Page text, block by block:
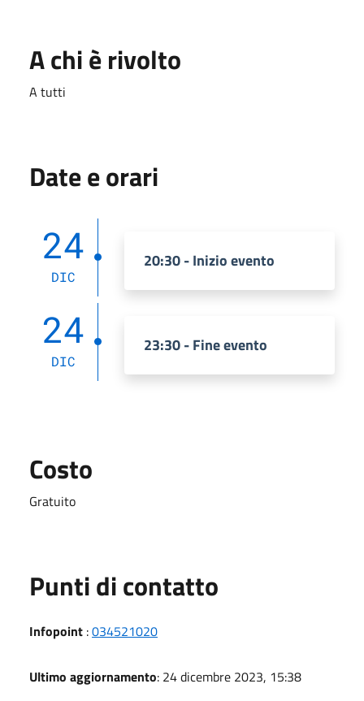
A chi è rivolto
A tutti
Date e orari
24
DIC
20:30 - Inizio evento
24
DIC
23:30 - Fine evento
Costo
Gratuito
Punti di contatto
Infopoint :034521020
Ultimo aggiornamento: 24 dicembre 2023, 15:38